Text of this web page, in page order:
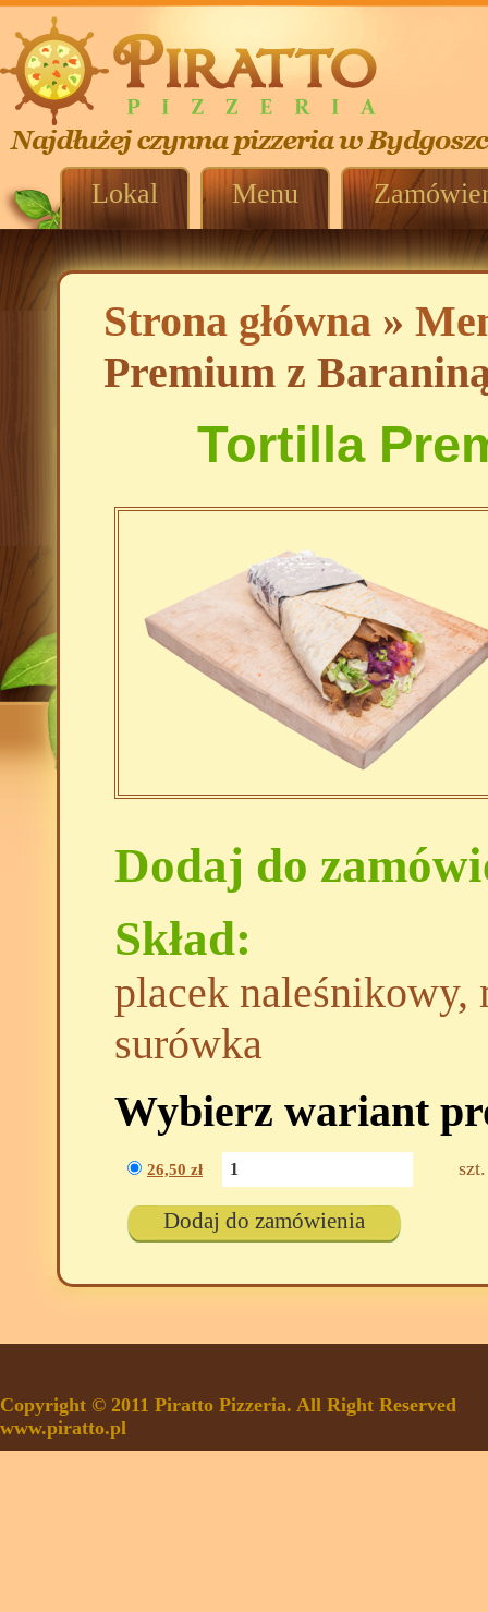
Lokal Menu
Strona główna »
Premium z
Tortilla
Dodaj do
Skład:
placek naleśnikowy,
surówka
Wybierz wariant
26,50 zł szt.
Dodaj do zamówienia
Copyright © 2011 Piratto Pizzeria. All Right Reserved
www.piratto.pl